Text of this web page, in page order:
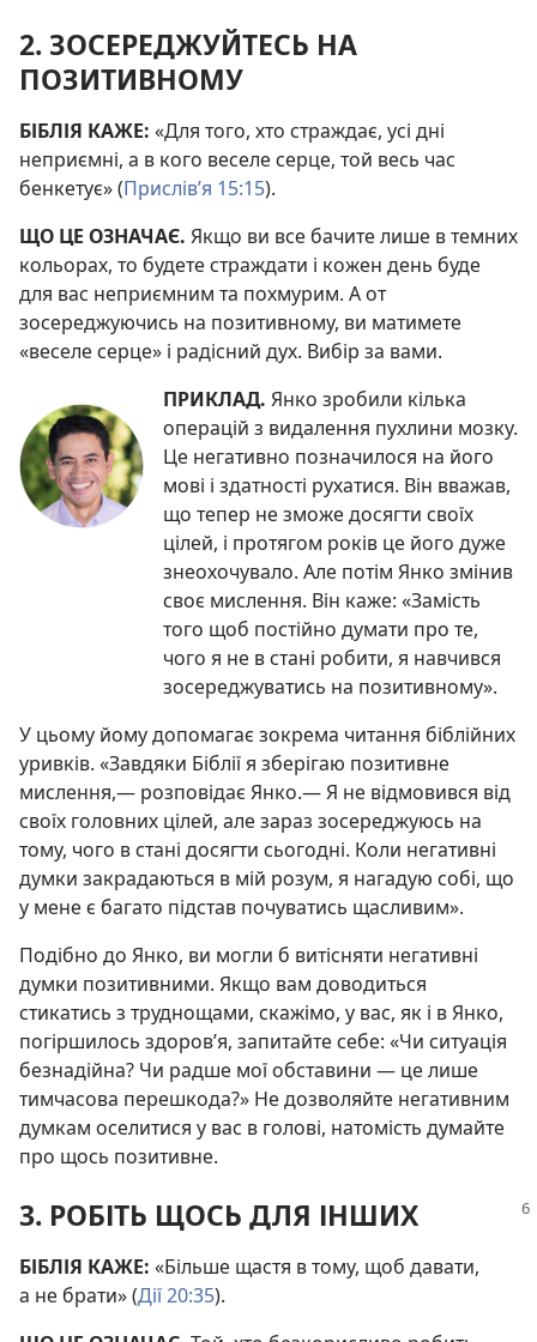
2. ЗОСЕРЕДЖУЙТЕСЬ НА
ПОЗИТИВНОМУ
БІБЛІЯ КАЖЕ: «Для того, хто страждає, усі дні
неприємні, а в кого веселе серце, той весь час
бенкетує» (Прислів’я 15:15).
ЩО ЦЕ ОЗНАЧАЄ. Якщо ви все бачите лише в темних
кольорах, то будете страждати і кожен день буде
для вас неприємним та похмурим. А от
зосереджуючись на позитивному, ви матимете
«веселе серце» і радісний дух. Вибір за вами.
ПРИКЛАД. Янко зробили кілька
операцій з видалення пухлини мозку.
Це негативно позначилося на його
мові і здатності рухатися. Він вважав,
що тепер не зможе досягти своїх
цілей, і протягом років це його дуже
знеохочувало. Але потім Янко змінив
своє мислення. Він каже: «Замість
того щоб постійно думати про те,
чого я не в стані робити, я навчився
зосереджуватись на позитивному».
У цьому йому допомагає зокрема читання біблійних
уривків. «Завдяки Біблії я зберігаю позитивне
мислення,— розповідає Янко.— Я не відмовився від
своїх головних цілей, але зараз зосереджуюсь на
тому, чого в стані досягти сьогодні. Коли негативні
думки закрадаються в мій розум, я нагадую собі, що
у мене є багато підстав почуватись щасливим».
Подібно до Янко, ви могли б витісняти негативні
думки позитивними. Якщо вам доводиться
стикатись з труднощами, скажімо, у вас, як і в Янко,
погіршилось здоров’я, запитайте себе: «Чи ситуація
безнадійна? Чи радше мої обставини — це лише
тимчасова перешкода?» Не дозволяйте негативним
думкам оселитися у вас в голові, натомість думайте
про щось позитивне.
3. РОБІТЬ ЩОСЬ ДЛЯ ІНШИХ
БІБЛІЯ КАЖЕ: «Більше щастя в тому, щоб давати,
а не брати» (Дії 20:35).